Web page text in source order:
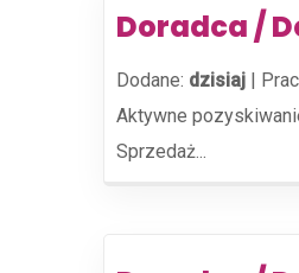
Doradca /
Dodane: dzisiaj |
Aktywne
Sprzedaż...